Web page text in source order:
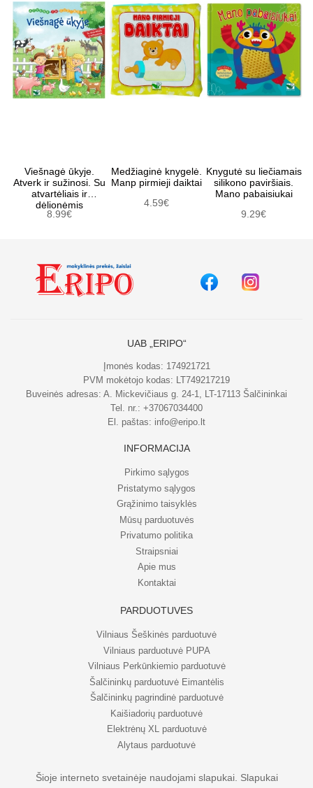
Viešnagė ūkyje.
Atverk ir sužinosi. Su
atvartėliais ir
dėlionėmis
8.99€
Medžiaginė knygelė.
Manp pirmieji daiktai
4.59€
Knygutė su liečiamais
silikono paviršiais.
Mano pabaisiukai
9.29€
UAB „ERIPO“
Įmonės kodas: 174921721
PVM mokėtojo kodas: LT749217219
Buveinės adresas: A. Mickevičiaus g. 24-1, LT-17113 Šalčininkai
Tel. nr.: +37067034400
El. paštas: info@eripo.lt
INFORMACIJA
Pirkimo sąlygos
Pristatymo sąlygos
Grąžinimo taisyklės
Mūsų parduotuvės
Privatumo politika
Straipsniai
Apie mus
Kontaktai
PARDUOTUVĖS
Vilniaus Šeškinės parduotuvė
Vilniaus parduotuvė PUPA
Vilniaus Perkūnkiemio parduotuvė
Šalčininkų parduotuvė Eimantėlis
Šalčininkų pagrindinė parduotuvė
Kaišiadorių parduotuvė
Elektrėnų XL parduotuvė
Alytaus parduotuvė
Šioje interneto svetainėje naudojami slapukai. Slapukai